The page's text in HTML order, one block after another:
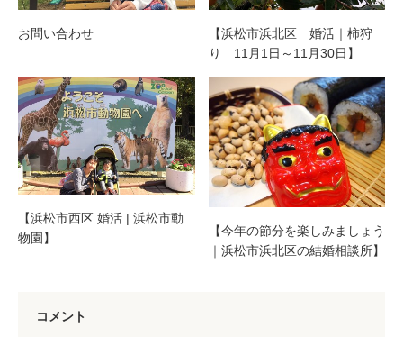
お問い合わせ
【浜松市浜北区 婚活｜柿狩
り 11月1日～11月30日】
【浜松市西区 婚活 | 浜松市動
物園】
【今年の節分を楽しみましょう
｜浜松市浜北区の結婚相談所】
コメント